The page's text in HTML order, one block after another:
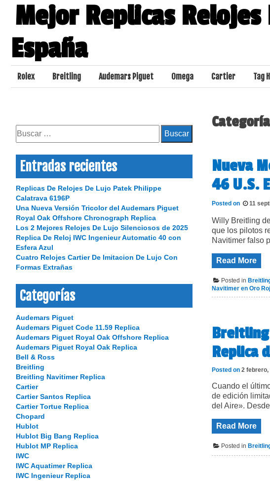
Skip
to
content
Mejor Replicas
España
Rolex Breitling Audemars Piguet Omega Cartier Tag
Nueva
46 U.S.
Posted on 11
Willy Breitling
que los pilotos
Navitimer falso
Read More
Posted in
Navitimer en Oro
Breitling
Replica
Posted on 2 febrero,
Cuando el
de edición
del Aire».
Read More
Posted in
Buscar:
Entradas recientes
Replicas De Relojes De Lujo Patek Philippe
Calatrava 6196P
Una Nueva Versión Tricolor del Audemars Piguet
Royal Oak Offshore Chronograph Replica
Los 2 Mejores Relojes De Lujo Silenciosos de 2025
Replica De Reloj IWC Ingenieur Automatic 40 con
Esfera Azul
Cuatro Relojes Cartier De Imitacion De Lujo Con
Formas Extrañas
Categorías
Audemars Piguet
Audemars Piguet Code 11.59 Replica
Audemars Piguet Royal Oak Offshore Replica
Audemars Piguet Royal Oak Replica
Bell & Ross
Breitling
Breitling Navitimer Replica
Cartier
Cartier Santos Replica
Cartier Tortue Replica
Chopard
Hublot
Hublot Big Bang Replica
Hublot MP Replica
IWC
IWC Aquatimer Replica
IWC Ingenieur Replica